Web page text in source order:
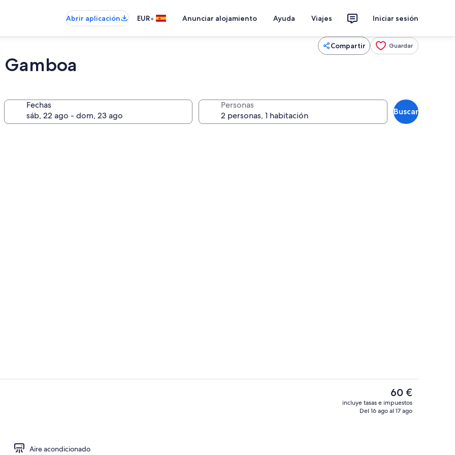
Abrir aplicación EUR• Anunciar alojamiento Ayuda Viajes Iniciar sesión
Compartir Guardar
Gamboa
Fechas Personas
Buscar
Aire acondicionado
El
precio
actual
60 €
incluye tasas e impuestos
Del 16 ago al 17 ago